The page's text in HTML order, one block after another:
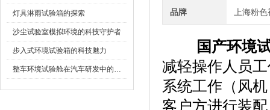
灯具淋雨试验箱的探索
沙尘试验室模拟环境的科技守护者
步入式环境试验箱的科技魅力
整车环境试验舱在汽车研发中的作用
品牌 上海粉
国产环境
减轻操作人员工作
系统工作（风机
客户方进行装配